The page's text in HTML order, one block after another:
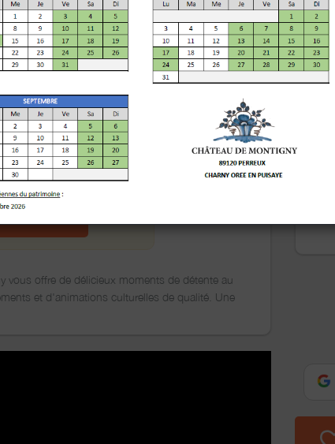
FantaZía à Montigny
2026
vous offre de délicieux moments de détente au
et d'animations culturelles de qualité. Une